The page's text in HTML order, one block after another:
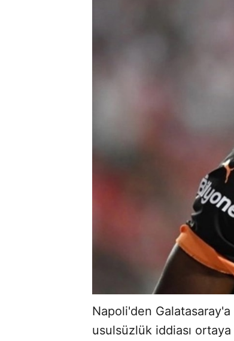
Napoli'den
usulsüzlük iddiası ortaya